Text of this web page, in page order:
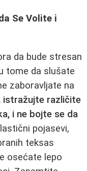
Se Volite i
da bude stresan
tome da slušate
zaboravljate na
istražujte različite
i ne bojte se da
pojasevi,
teksas
osećate lepo